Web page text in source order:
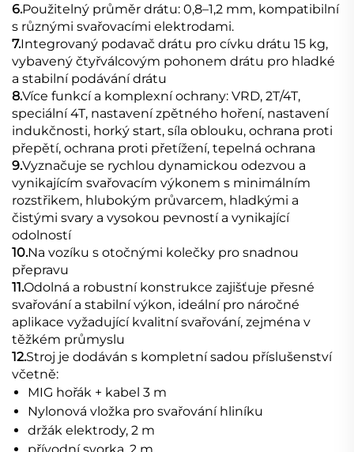
6.Použitelný průměr drátu: 0,8–1,2 mm, kompatibilní
s různými svařovacími elektrodami.
7.Integrovaný podavač drátu pro cívku drátu 15 kg,
vybavený čtyřválcovým pohonem drátu pro hladké
a stabilní podávání drátu
8.Více funkcí a komplexní ochrany: VRD, 2T/4T,
speciální 4T, nastavení zpětného hoření, nastavení
indukčnosti, horký start, síla oblouku, ochrana proti
přepětí, ochrana proti přetížení, tepelná ochrana
9.Vyznačuje se rychlou dynamickou odezvou a
vynikajícím svařovacím výkonem s minimálním
rozstřikem, hlubokým průvarcem, hladkými a
čistými svary a vysokou pevností a vynikající
odolností
10.Na vozíku s otočnými kolečky pro snadnou
přepravu
11.Odolná a robustní konstrukce zajišťuje přesné
svařování a stabilní výkon, ideální pro náročné
aplikace vyžadující kvalitní svařování, zejména v
těžkém průmyslu
12.Stroj je dodáván s kompletní sadou příslušenství
včetně:
MIG hořák + kabel 3 m
Nylonová vložka pro svařování hliníku
držák elektrody, 2 m
přívodní svorka, 2 m